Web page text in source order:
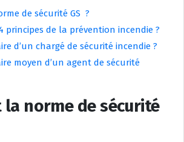
de sécurité GS ?
principes de la prévention incendie ?
d’un chargé de sécurité incendie ?
moyen d’un agent de sécurité
la norme de sécurité